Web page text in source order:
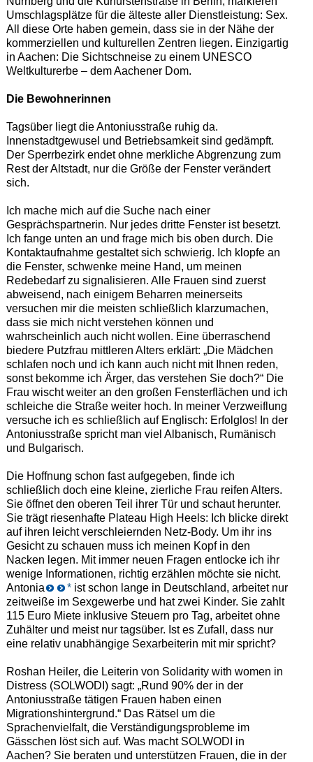
Umschlagsplätze für die älteste aller Dienstleistung: Sex.
All diese Orte haben gemein, dass sie in der Nähe der
kommerziellen und kulturellen Zentren liegen. Einzigartig
in Aachen: Die Sichtschneise zu einem UNESCO
Weltkulturerbe – dem Aachener Dom.
Die Bewohnerinnen
Tagsüber liegt die Antoniusstraße ruhig da.
Innenstadtgewusel und Betriebsamkeit sind gedämpft.
Der Sperrbezirk endet ohne merkliche Abgrenzung zum
Rest der Altstadt, nur die Größe der Fenster verändert
sich.
Ich mache mich auf die Suche nach einer
Gesprächspartnerin. Nur jedes dritte Fenster ist besetzt.
Ich fange unten an und frage mich bis oben durch. Die
Kontaktaufnahme gestaltet sich schwierig. Ich klopfe an
die Fenster, schwenke meine Hand, um meinen
Redebedarf zu signalisieren. Alle Frauen sind zuerst
abweisend, nach einigem Beharren meinerseits
versuchen mir die meisten schließlich klarzumachen,
dass sie mich nicht verstehen können und
wahrscheinlich auch nicht wollen. Eine überraschend
biedere Putzfrau mittleren Alters erklärt: „Die Mädchen
schlafen noch und ich kann auch nicht mit Ihnen reden,
sonst bekomme ich Ärger, das verstehen Sie doch?“ Die
Frau wischt weiter an den großen Fensterflächen und ich
schleiche die Straße weiter hoch. In meiner Verzweiflung
versuche ich es schließlich auf Englisch: Erfolglos! In der
Antoniusstraße spricht man viel Albanisch, Rumänisch
und Bulgarisch.
Die Hoffnung schon fast aufgegeben, finde ich
schließlich doch eine kleine, zierliche Frau reifen Alters.
Sie öffnet den oberen Teil ihrer Tür und schaut herunter.
Sie trägt riesenhafte Plateau High Heels: Ich blicke direkt
auf ihren leicht verschleiernden Netz-Body. Um ihr ins
Gesicht zu schauen muss ich meinen Kopf in den
Nacken legen. Mit immer neuen Fragen entlocke ich ihr
wenige Informationen, richtig erzählen möchte sie nicht.
Antonia
*ist schon lange in Deutschland, arbeitet nur
zeitweiße im Sexgewerbe und hat zwei Kinder. Sie zahlt
115 Euro Miete inklusive Steuern pro Tag, arbeitet ohne
Zuhälter und meist nur tagsüber. Ist es Zufall, dass nur
eine relativ unabhängige Sexarbeiterin mit mir spricht?
Roshan Heiler, die Leiterin von Solidarity with women in
Distress (SOLWODI) sagt: „Rund 90% der in der
Antoniusstraße tätigen Frauen haben einen
Migrationshintergrund.“ Das Rätsel um die
Sprachenvielfalt, die Verständigungsprobleme im
Gässchen löst sich auf. Was macht SOLWODI in
Aachen? Sie beraten und unterstützen Frauen, die in der